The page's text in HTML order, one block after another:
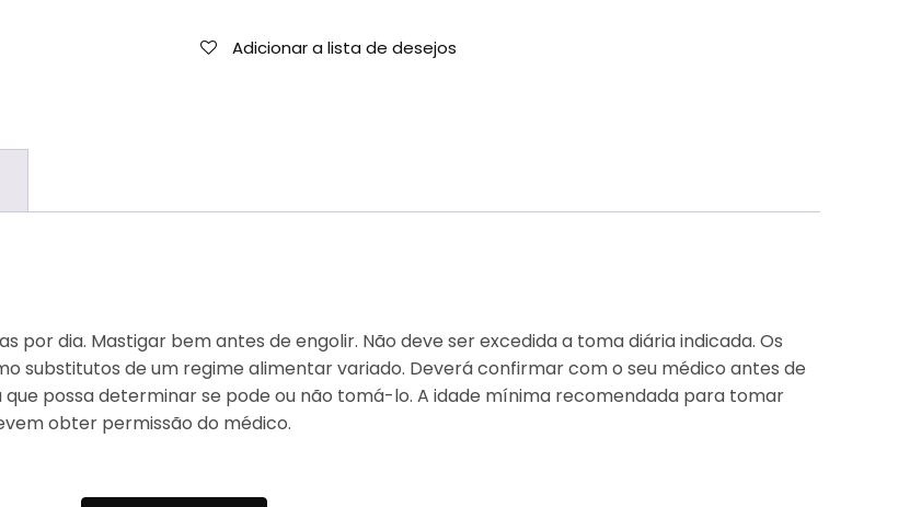
Adicionar a lista de desejos
por dia. Mastigar bem antes de engolir. Não deve ser excedida a toma diária indicada. Os
substitutos de um regime alimentar variado. Deverá confirmar com o seu médico antes de
possa determinar se pode ou não tomá-lo. A idade mínima recomendada para tomar
obter permissão do médico.